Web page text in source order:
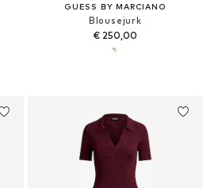
GUESS BY MARCIANO
Blousejurk
€ 250,00